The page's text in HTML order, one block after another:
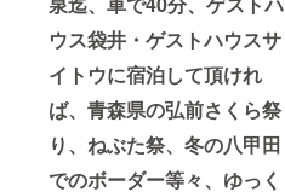
ウス袋井・ゲストハウスサ
イトウに宿泊して頂けれ
ば、青森県の弘前さくら祭
り、ねぶた祭、冬の八甲田
でのボーダー等々、ゆっく